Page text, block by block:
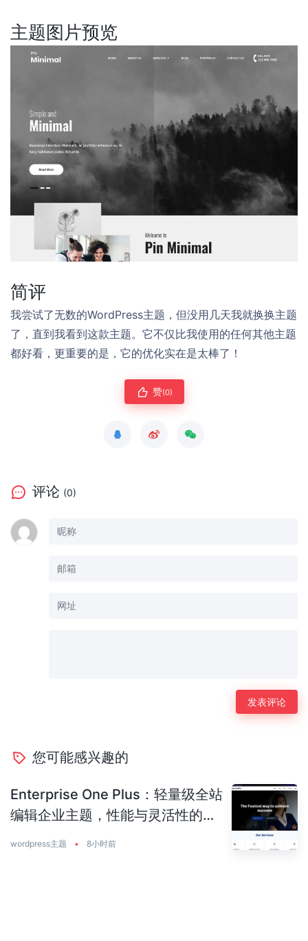
主题图片预览
简评
我尝试了无数的WordPress主题，但没用几天我就换换主题
了，直到我看到这款主题。它不仅比我使用的任何其他主题
都好看，更重要的是，它的优化实在是太棒了！
赞(0)
评论 (0)
您可能感兴趣的
Enterprise One Plus：轻量级全站
编辑企业主题，性能与灵活性的完
wordpress主题 • 8小时前